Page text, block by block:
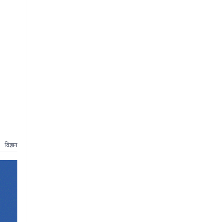
विज्ञापन